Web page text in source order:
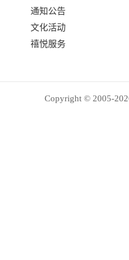
通知公告
文化活动
禧悦服务
Copyright © 2005-